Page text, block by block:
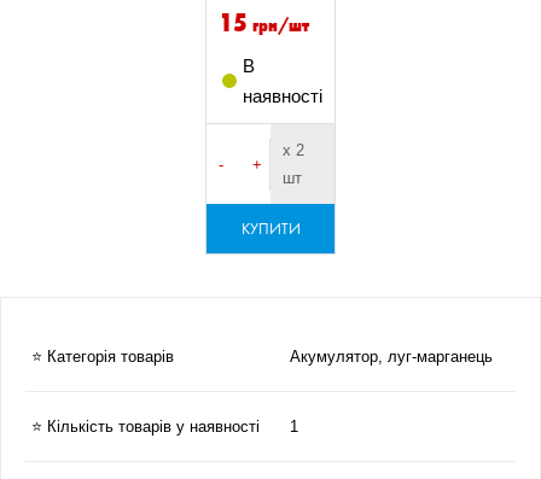
15 грн/шт
В
наявності
- +
х 2
шт
КУПИТИ
⭐ Категорія товарів Акумулятор, луг-марганець
⭐ Кількість товарів у наявності 1